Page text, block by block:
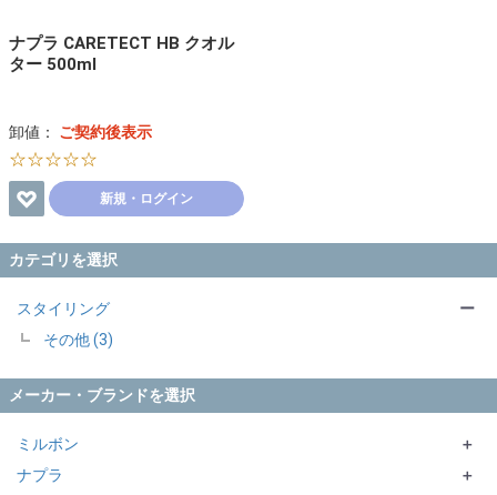
カテゴリを選択
スタイリング
その他 (3)
ー
メーカー・ブランドを選択
ミルボン
Elujudaシリーズ
＋
ナプラ
＋
ナプラ CARETECT HB クオル
ター 500ml
卸値： ご契約後表示
☆☆☆☆☆
新規・ログイン